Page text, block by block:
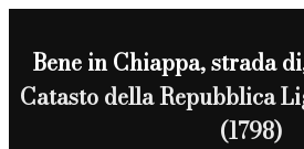
Bene in Chiappa, strada
Catasto della Repubblica
(1798)